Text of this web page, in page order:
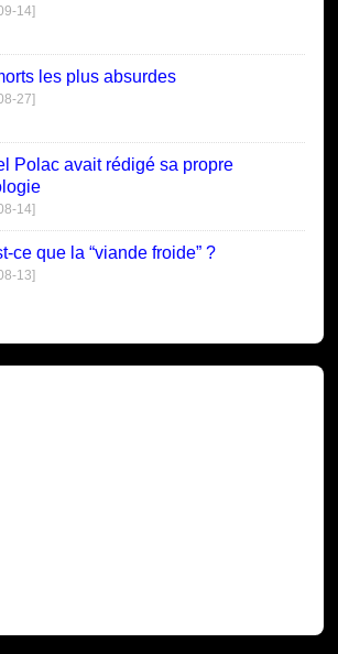
14]
les plus absurdes
27]
Polac avait rédigé sa propre
14]
ce que la “viande froide” ?
13]